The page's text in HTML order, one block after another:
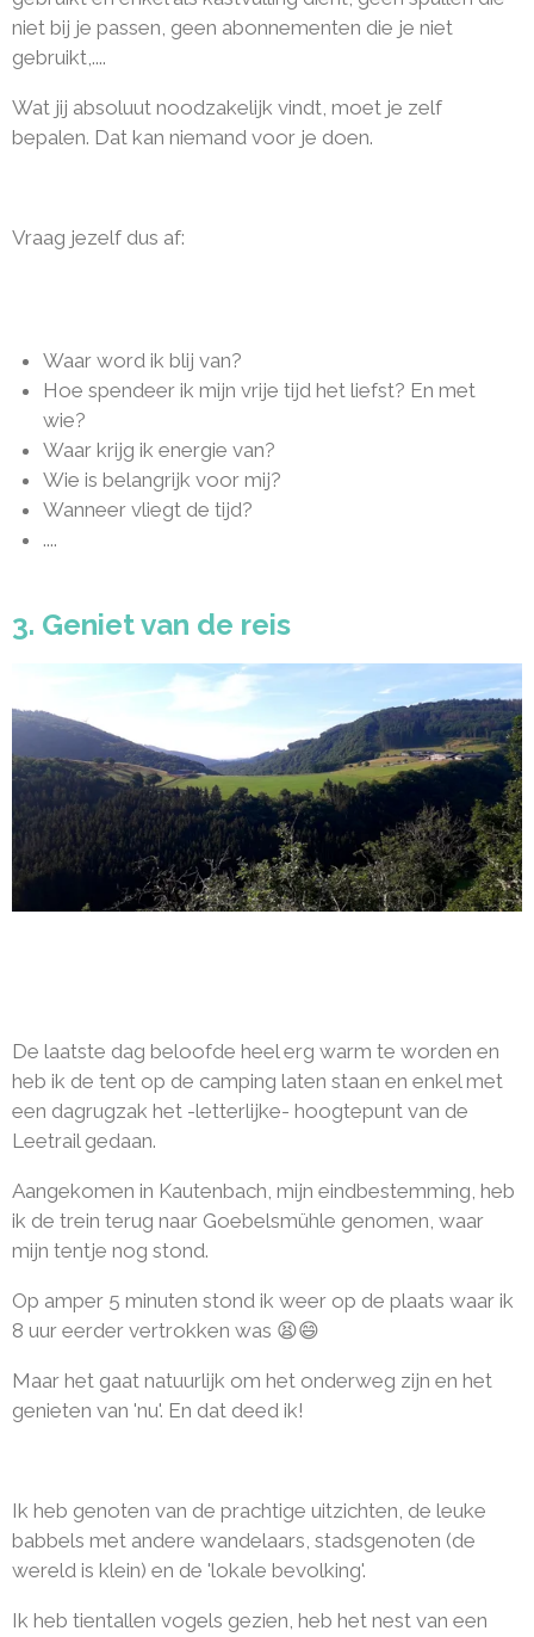
niet bij je passen, geen abonnementen die je niet
gebruikt,....
Wat jij absoluut noodzakelijk vindt, moet je zelf
bepalen. Dat kan niemand voor je doen.
Vraag jezelf dus af:
Waar word ik blij van?
Hoe spendeer ik mijn vrije tijd het liefst? En met
wie?
Waar krijg ik energie van?
Wie is belangrijk voor mij?
Wanneer vliegt de tijd?
....
3. Geniet van de reis
De laatste dag beloofde heel erg warm te worden en
heb ik de tent op de camping laten staan en enkel met
een dagrugzak het -letterlijke- hoogtepunt van de
Leetrail gedaan.
Aangekomen in Kautenbach, mijn eindbestemming, heb
ik de trein terug naar Goebelsmühle genomen, waar
mijn tentje nog stond.
Op amper 5 minuten stond ik weer op de plaats waar ik
8 uur eerder vertrokken was 😫😄
Maar het gaat natuurlijk om het onderweg zijn en het
genieten van 'nu'. En dat deed ik!
Ik heb genoten van de prachtige uitzichten, de leuke
babbels met andere wandelaars, stadsgenoten (de
wereld is klein) en de 'lokale bevolking'.
Ik heb tientallen vogels gezien, heb het nest van een